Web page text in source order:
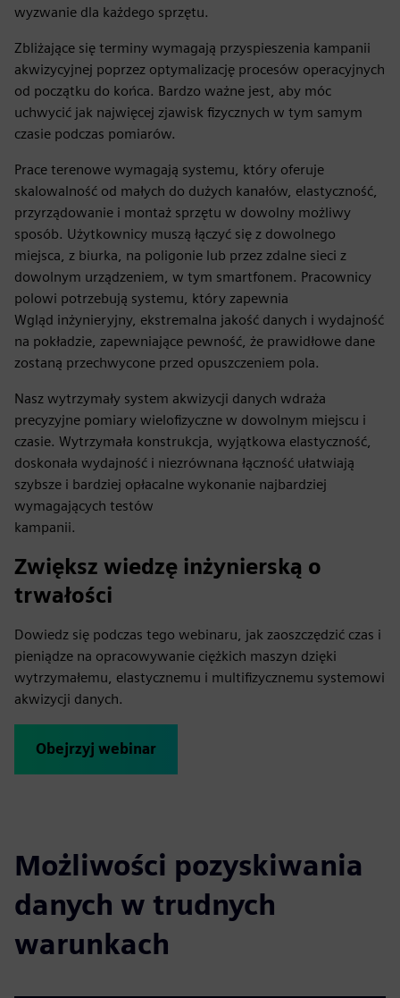
wyzwanie dla każdego sprzętu.
Zbliżające się terminy wymagają przyspieszenia kampanii
akwizycyjnej poprzez optymalizację procesów operacyjnych
od początku do końca. Bardzo ważne jest, aby móc
uchwycić jak najwięcej zjawisk fizycznych w tym samym
czasie podczas pomiarów.
Prace terenowe wymagają systemu, który oferuje
skalowalność od małych do dużych kanałów, elastyczność,
przyrządowanie i montaż sprzętu w dowolny możliwy
sposób. Użytkownicy muszą łączyć się z dowolnego
miejsca, z biurka, na poligonie lub przez zdalne sieci z
dowolnym urządzeniem, w tym smartfonem. Pracownicy
polowi potrzebują systemu, który zapewnia
Wgląd inżynieryjny, ekstremalna jakość danych i wydajność
na pokładzie, zapewniające pewność, że prawidłowe dane
zostaną przechwycone przed opuszczeniem pola.
Nasz wytrzymały system akwizycji danych wdraża
precyzyjne pomiary wielofizyczne w dowolnym miejscu i
czasie. Wytrzymała konstrukcja, wyjątkowa elastyczność,
doskonała wydajność i niezrównana łączność ułatwiają
szybsze i bardziej opłacalne wykonanie najbardziej
wymagających testów
kampanii.
Zwiększ wiedzę inżynierską o
trwałości
Dowiedz się podczas tego webinaru, jak zaoszczędzić czas i
pieniądze na opracowywanie ciężkich maszyn dzięki
wytrzymałemu, elastycznemu i multifizycznemu systemowi
akwizycji danych.
Obejrzyj webinar
Możliwości pozyskiwania
danych w trudnych
warunkach